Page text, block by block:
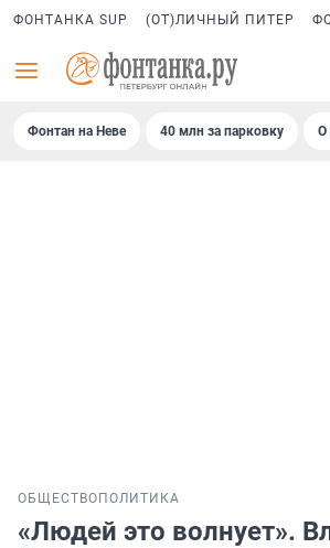
ФОНТАНКА SUP (ОТ)ЛИЧНЫЙ ПИТЕР
Фонтан на Неве 40 млн за парковку О
ОБЩЕСТВО ПОЛИТИКА
«Людей это волнует».